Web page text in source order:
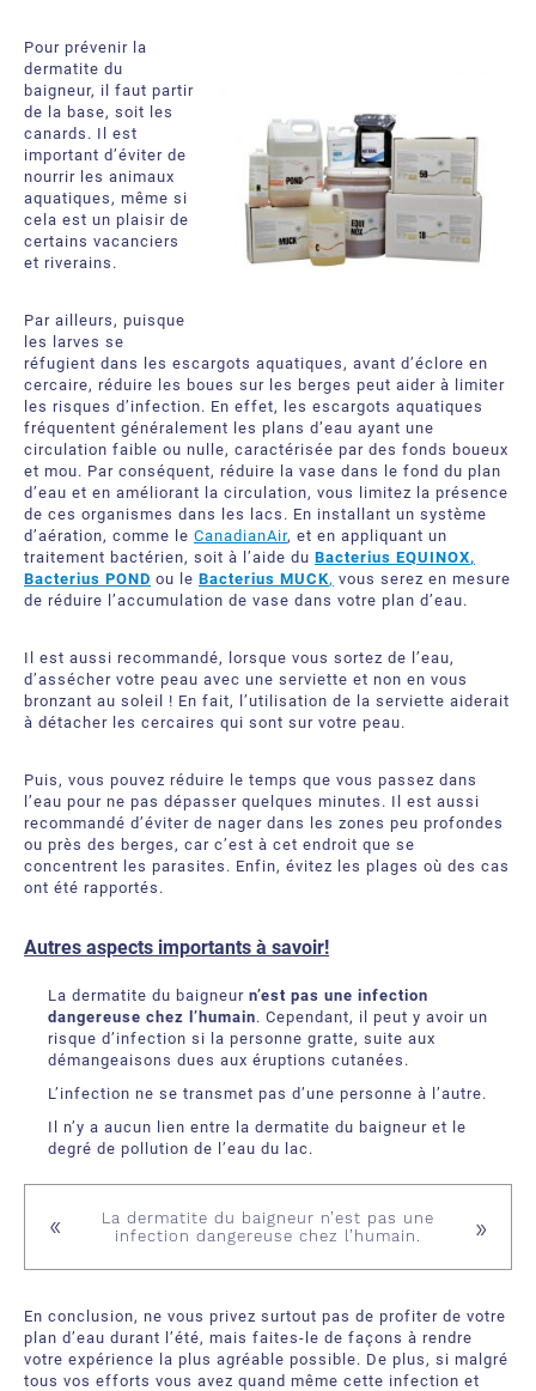
Pour prévenir la
dermatite du
baigneur, il faut partir
de la base, soit les
canards. Il est
important d’éviter de
nourrir les animaux
aquatiques, même si
cela est un plaisir de
certains vacanciers
et riverains.
Par ailleurs, puisque
les larves se
réfugient dans les escargots aquatiques, avant d’éclore en
cercaire, réduire les boues sur les berges peut aider à limiter
les risques d’infection. En effet, les escargots aquatiques
fréquentent généralement les plans d’eau ayant une
circulation faible ou nulle, caractérisée par des fonds boueux
et mou. Par conséquent, réduire la vase dans le fond du plan
d’eau et en améliorant la circulation, vous limitez la présence
de ces organismes dans les lacs. En installant un système
d’aération, comme le CanadianAir, et en appliquant un
traitement bactérien, soit à l’aide du Bacterius EQUINOX,
Bacterius POND ou le Bacterius MUCK, vous serez en mesure
de réduire l’accumulation de vase dans votre plan d’eau.
Il est aussi recommandé, lorsque vous sortez de l’eau,
d’assécher votre peau avec une serviette et non en vous
bronzant au soleil ! En fait, l’utilisation de la serviette aiderait
à détacher les cercaires qui sont sur votre peau.
Puis, vous pouvez réduire le temps que vous passez dans
l’eau pour ne pas dépasser quelques minutes. Il est aussi
recommandé d’éviter de nager dans les zones peu profondes
ou près des berges, car c’est à cet endroit que se
concentrent les parasites. Enfin, évitez les plages où des cas
ont été rapportés.
Autres aspects importants à savoir!
La dermatite du baigneur n’est pas une infection
dangereuse chez l’humain. Cependant, il peut y avoir un
risque d’infection si la personne gratte, suite aux
démangeaisons dues aux éruptions cutanées.
L’infection ne se transmet pas d’une personne à l’autre.
Il n’y a aucun lien entre la dermatite du baigneur et le
degré de pollution de l’eau du lac.
La dermatite du baigneur n’est pas une
infection dangereuse chez l’humain.
En conclusion, ne vous privez surtout pas de profiter de votre
plan d’eau durant l’été, mais faites-le de façons à rendre
votre expérience la plus agréable possible. De plus, si malgré
tous vos efforts vous avez quand même cette infection et